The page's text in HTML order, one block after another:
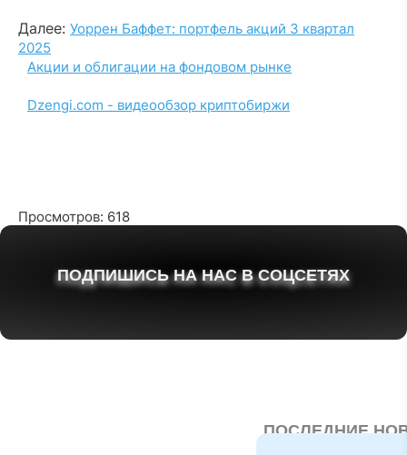
Далее: Уоррен Баффет: портфель акций 3 квартал
2025
Акции и облигации на фондовом рынке
Dzengi.com - видеообзор криптобиржи
Просмотров: 618
ПОДПИШИСЬ НА НАС В СОЦСЕТЯХ
ПОСЛЕДНИЕ